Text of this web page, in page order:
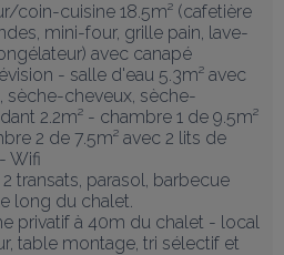
coin-cuisine 18.5m² (cafetière
mini-four, grille pain, lave-
avec canapé
- salle d'eau 5.3m² avec
sèche-cheveux, sèche-
2.2m² - chambre 1 de 9.5m²
2 de 7.5m² avec 2 lits de
Wifi
transats, parasol, barbecue
long du chalet.
privatif à 40m du chalet - local
table montage, tri sélectif et